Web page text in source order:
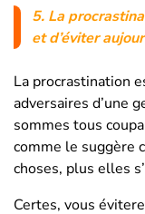
5. La
et d’éviter
La procrastination
adversaires d’une
sommes tous
comme le suggère
choses, plus elles
Certes, vous